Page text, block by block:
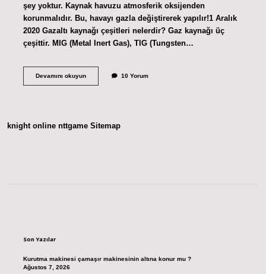
şey yoktur. Kaynak havuzu atmosferik oksijenden
korunmalıdır. Bu, havayı gazla değiştirerek yapılır!1 Aralık
2020 Gazaltı kaynağı çeşitleri nelerdir? Gaz kaynağı üç
çeşittir. MIG (Metal Inert Gas), TIG (Tungsten…
Devamını okuyun220
Mı
10 Yorum
knight online nttgame Sitemap
Son Yazılar
Kurutma makinesi çamaşır makinesinin altına konur mu ?
Ağustos 7, 2026